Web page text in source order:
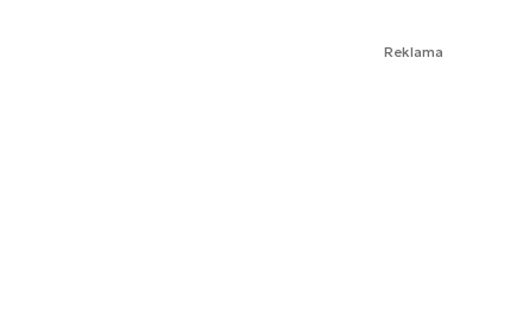
Reklama